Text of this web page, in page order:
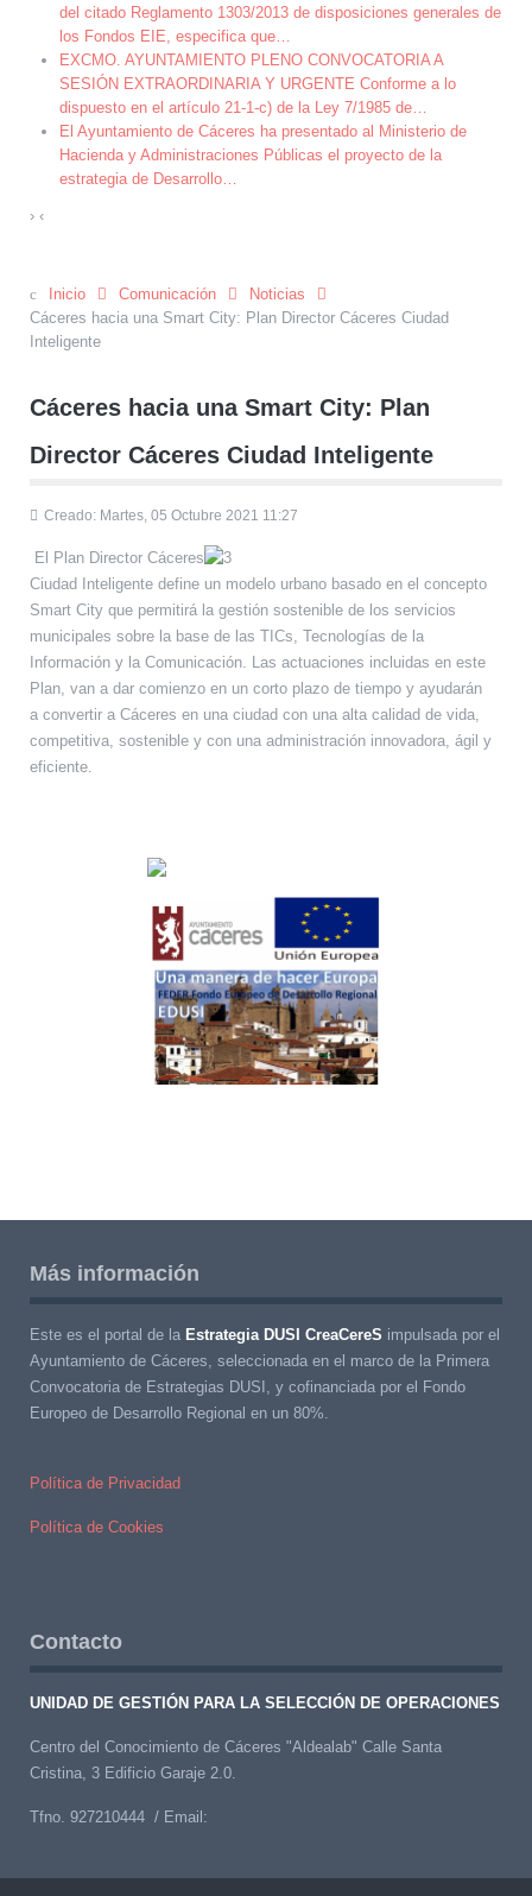
del citado Reglamento 1303/2013 de disposiciones generales de
los Fondos EIE, especifica que…
EXCMO. AYUNTAMIENTO PLENO CONVOCATORIA A
SESIÓN EXTRAORDINARIA Y URGENTE Conforme a lo
dispuesto en el artículo 21-1-c) de la Ley 7/1985 de…
El Ayuntamiento de Cáceres ha presentado al Ministerio de
Hacienda y Administraciones Públicas el proyecto de la
estrategia de Desarrollo…
› ‹
Inicio Comunicación
Noticias
Cáceres hacia una Smart City: Plan Director Cáceres Ciudad
Inteligente
Cáceres hacia una Smart City: Plan
Director Cáceres Ciudad Inteligente
Creado: Martes, 05 Octubre 2021 11:27
El Plan Director Cáceres
Ciudad Inteligente define un modelo urbano basado en el concepto
Smart City que permitirá la gestión sostenible de los servicios
municipales sobre la base de las TICs, Tecnologías de la
Información y la Comunicación. Las actuaciones incluidas en este
Plan, van a dar comienzo en un corto plazo de tiempo y ayudarán
a convertir a Cáceres en una ciudad con una alta calidad de vida,
competitiva, sostenible y con una administración innovadora, ágil y
eficiente.
Más información
Este es el portal de la Estrategia DUSI CreaCereS impulsada por el
Ayuntamiento de Cáceres, seleccionada en el marco de la Primera
Convocatoria de Estrategias DUSI, y cofinanciada por el Fondo
Europeo de Desarrollo Regional en un 80%.
Política de Privacidad
Política de Cookies
Contacto
UNIDAD DE GESTIÓN PARA LA SELECCIÓN DE OPERACIONES
Centro del Conocimiento de Cáceres "Aldealab" Calle Santa
Cristina, 3 Edificio Garaje 2.0.
Tfno. 927210444 / Email: